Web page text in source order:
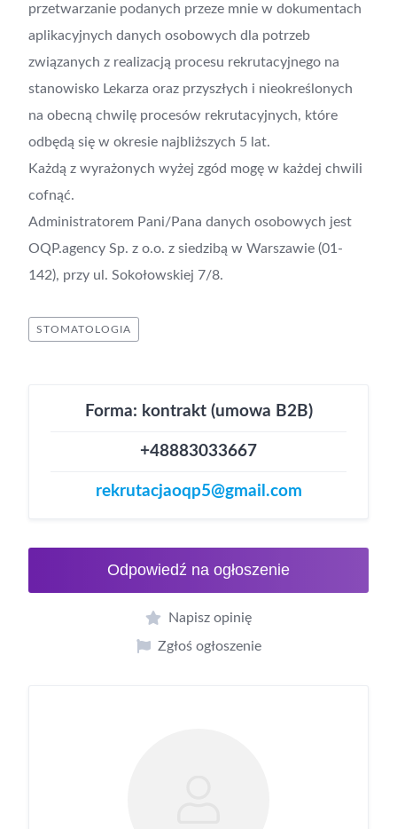
przetwarzanie podanych przeze mnie w dokumentach
aplikacyjnych danych osobowych dla potrzeb
związanych z realizacją procesu rekrutacyjnego na
stanowisko Lekarza oraz przyszłych i nieokreślonych
na obecną chwilę procesów rekrutacyjnych, które
odbędą się w okresie najbliższych 5 lat.
Każdą z wyrażonych wyżej zgód mogę w każdej chwili
cofnąć.
Administratorem Pani/Pana danych osobowych jest
OQP.agency Sp. z o.o. z siedzibą w Warszawie (01-
142), przy ul. Sokołowskiej 7/8.
STOMATOLOGIA
Forma: kontrakt (umowa B2B)
+48883033667
rekrutacjaoqp5@gmail.com
Odpowiedź na ogłoszenie
Napisz opinię
Zgłoś ogłoszenie